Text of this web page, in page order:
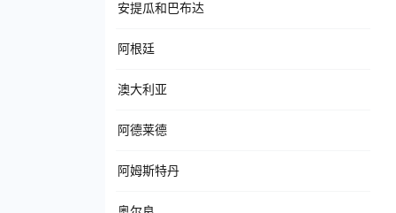
安提瓜和巴布达
阿根廷
澳大利亚
阿德莱德
阿姆斯特丹